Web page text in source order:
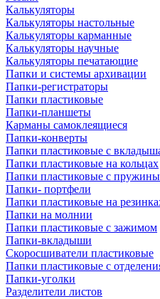
Калькуляторы
Калькуляторы настольные
Калькуляторы карманные
Калькуляторы научные
Калькуляторы печатающие
Папки и системы архивации
Папки-регистраторы
Папки пластиковые
Папки-планшеты
Карманы самоклеящиеся
Папки-конверты
Папки пластиковые с
Папки пластиковые на кольцах
Папки пластиковые с
Папки- портфели
Папки пластиковые на
Папки на молнии
Папки пластиковые с зажимом
Папки-вкладыши
Скоросшиватели пластиковые
Папки пластиковые с
Папки-уголки
Разделители листов